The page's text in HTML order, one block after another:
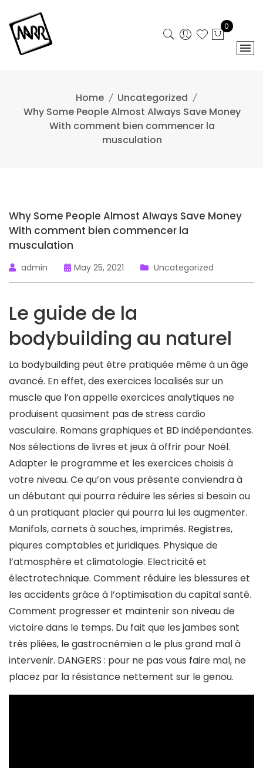
content
0
Home
Uncategorized
Why Some People Almost Always Save Money
With comment bien commencer la
musculation
Why Some People Almost Always Save Money
With comment bien commencer la
musculation
admin May 25, 2021 Uncategorized
Le guide de la
bodybuilding au naturel
La bodybuilding peut être pratiquée même à un âge
avancé. En effet, des exercices localisés sur un
muscle que l’on appelle exercices analytiques ne
produisent quasiment pas de stress cardio
vasculaire. Romans graphiques et BD indépendantes.
Nos sélections de livres et jeux à offrir pour Noël.
Adapter le programme et les exercices choisis à
votre niveau. Ce qu’on vous présente conviendra à
un débutant qui pourra réduire les séries si besoin ou
à un pratiquant placier qui pourra lui les augmenter.
Manifols, carnets à souches, imprimés. Registres,
piqures comptables et juridiques. Physique de
l’atmosphère et climatologie. Electricité et
électrotechnique. Comment réduire les blessures et
les accidents grâce à l’optimisation du capital santé.
Comment progresser et maintenir son niveau de
victoire dans le temps. Du fait que les jambes sont
très pliées, le gastrocnémien a le plus grand mal à
intervenir. DANGERS : pour ne pas vous faire mal, ne
placez par la résistance nettement sur le genou.